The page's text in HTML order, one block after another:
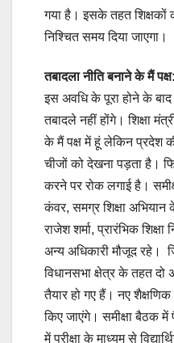
गया है। इसके तहत शिक्षकों
निश्चित समय दिया जाएगा।
तबादला नीति बनाने के मैं पक्ष:
इस अवधि के पूरा होने के बाद
तबादले नहीं होंगे। शिक्षा
के मैं पक्ष में हूं लेकिन प्रदेश
चीजों को देखना पड़ता है।
करने पर रोक लगाई है।
कंवर, समग्र शिक्षा अभियान
राजेश शर्मा, प्रारंभिक
अन्य अधिकारी मौजूद रहे।
विधानसभा क्षेत्र के तहत
तैयार हो गए हैं। नए
किए जाएंगे। समीक्षा बैठक
में परीक्षा के माध्यम से